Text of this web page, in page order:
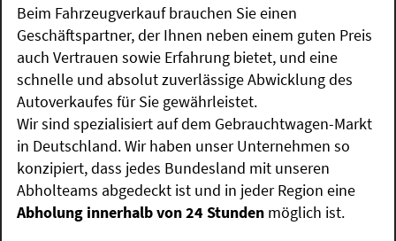
Beim Fahrzeugverkauf brauchen Sie einen
Geschäftspartner, der Ihnen neben einem guten Preis
auch Vertrauen sowie Erfahrung bietet, und eine
schnelle und absolut zuverlässige Abwicklung des
Autoverkaufes für Sie gewährleistet.
Wir sind spezialisiert auf dem Gebrauchtwagen-Markt
in Deutschland. Wir haben unser Unternehmen so
konzipiert, dass jedes Bundesland mit unseren
Abholteams abgedeckt ist und in jeder Region eine
Abholung innerhalb von 24 Stunden möglich ist.